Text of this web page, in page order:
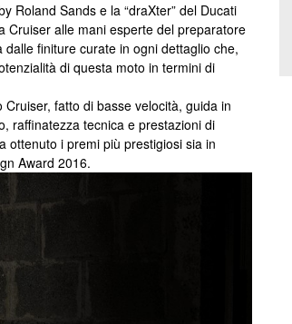
Roland Sands e la “draXter” del Ducati
Cruiser alle mani esperte del preparatore
finiture curate in ogni dettaglio che,
di questa moto in termini di
Cruiser, fatto di basse velocità, guida in
raffinatezza tecnica e prestazioni di
ottenuto i premi più prestigiosi sia in
Award 2016.